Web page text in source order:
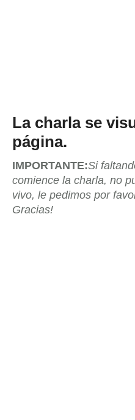
La charla se
página.
IMPORTANTE:Si
comience la charla, no
vivo, le pedimos por
Gracias!